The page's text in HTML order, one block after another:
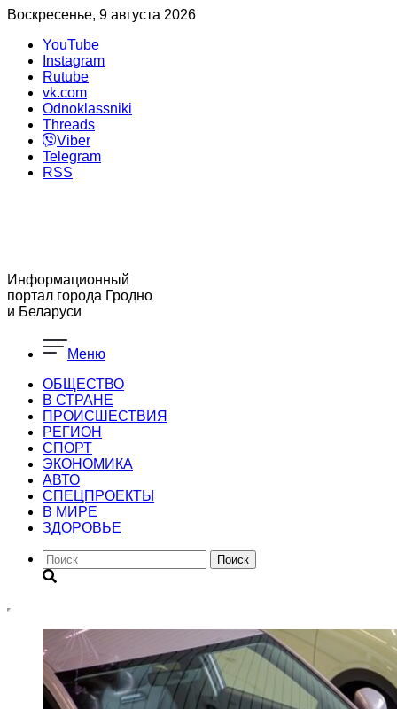
Воскресенье, 9 августа 2026
YouTube
Instagram
Rutube
vk.com
Odnoklassniki
Threads
Viber
Telegram
RSS
Информационный
портал города Гродно
и Беларуси
Меню
ОБЩЕСТВО
В СТРАНЕ
ПРОИСШЕСТВИЯ
РЕГИОН
CПОРТ
ЭКОНОМИКА
АВТО
СПЕЦПРОЕКТЫ
В МИРЕ
ЗДОРОВЬЕ
Поиск